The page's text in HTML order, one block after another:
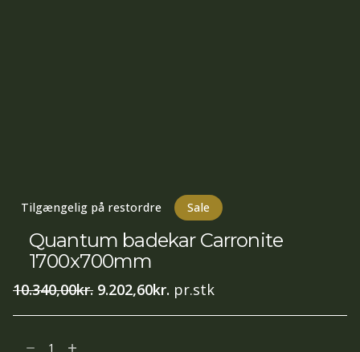
Tilgængelig på restordre Sale
Quantum badekar Carronite
1700x700mm
10.340,00kr. Den
oprindelige
9.202,60kr. Den
aktuelle
pr.stk
Quantum